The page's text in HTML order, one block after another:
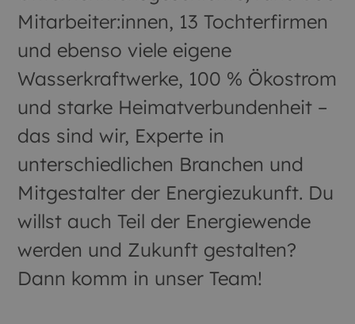
Mitarbeiter:innen, 13 Tochterfirmen
und ebenso viele eigene
Wasserkraftwerke, 100 % Ökostrom
und starke Heimatverbundenheit –
das sind wir, Experte in
unterschiedlichen Branchen und
Mitgestalter der Energiezukunft. Du
willst auch Teil der Energiewende
werden und Zukunft gestalten?
Dann komm in unser Team!